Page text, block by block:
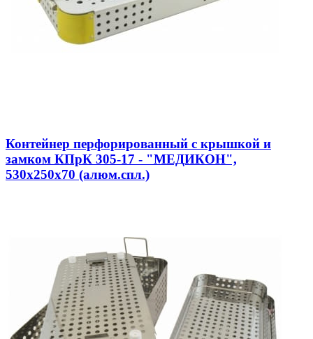
Контейнер перфорированный с крышкой и
замком КПрК 305-17 - "МЕДИКОН",
530х250х70 (алюм.спл.)